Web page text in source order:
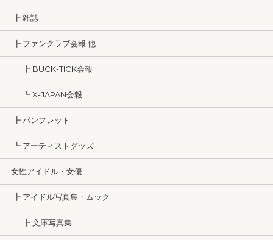
┣ 雑誌
┣ ファンクラブ会報 他
┣ BUCK-TICK会報
┗ X-JAPAN会報
┣ パンフレット
┗ アーティストグッズ
女性アイドル・女優
┣ アイドル写真集・ムック
┣ 文庫写真集